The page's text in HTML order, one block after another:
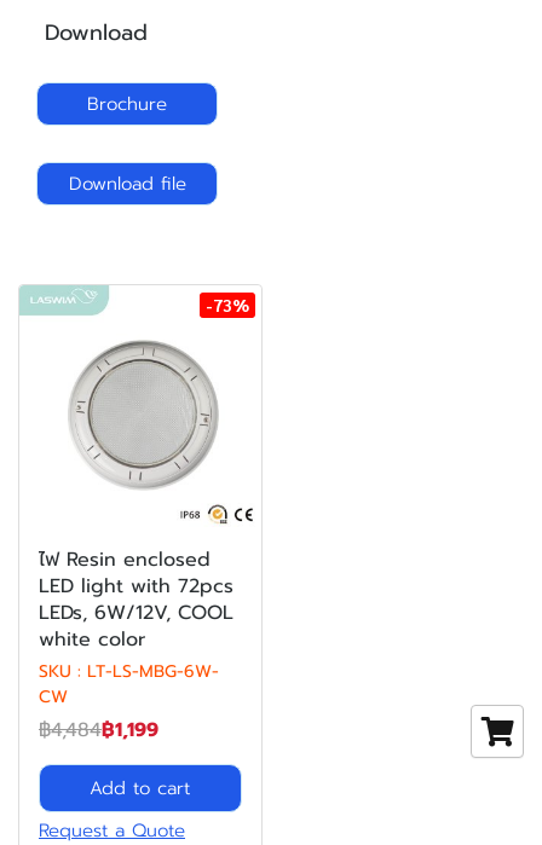
Download
Brochure
Download file
-73%
ไฟ Resin enclosed
LED light with 72pcs
LEDs, 6W/12V, COOL
white color
SKU : LT-LS-MBG-6W-
CW
฿4,484฿1,199
Add to cart
Request a Quote